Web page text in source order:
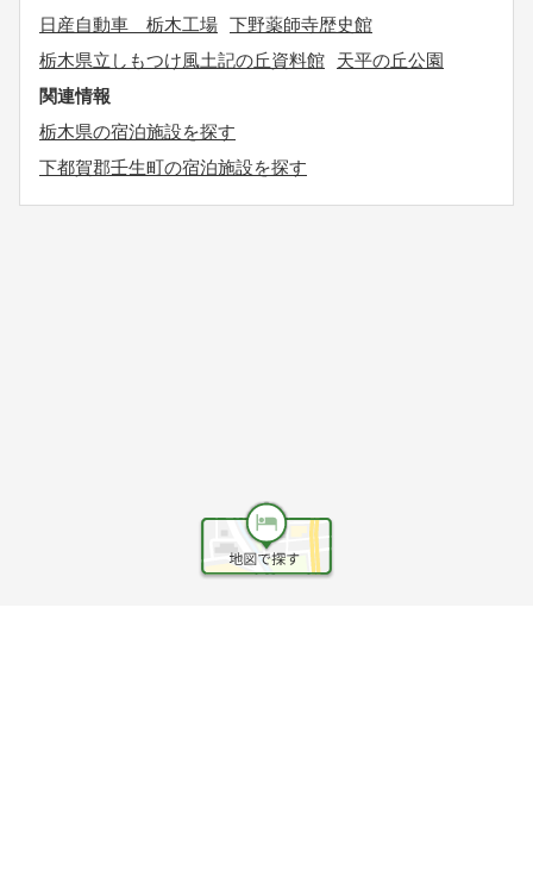
日産自動車 栃木工場 下野薬師寺歴史館
栃木県立しもつけ風土記の丘資料館
天平の丘公園
関連情報
栃木県の宿泊施設を探す
下都賀郡壬生町の宿泊施設を探す